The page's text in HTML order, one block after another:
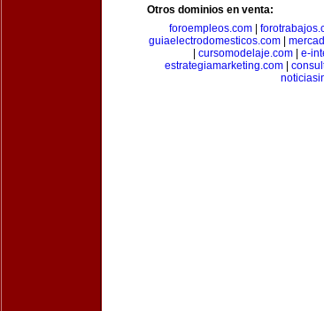
Otros dominios en venta:
foroempleos.com
guiaelectrodomesticos.com
cursomodelaje.com| e-
estrategiamarketing.com|